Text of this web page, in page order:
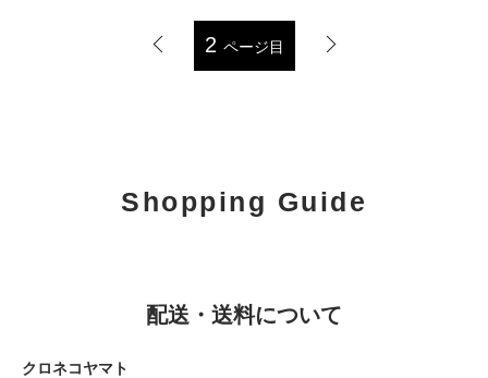
2 ページ目
Shopping Guide
配送・送料について
クロネコヤマト